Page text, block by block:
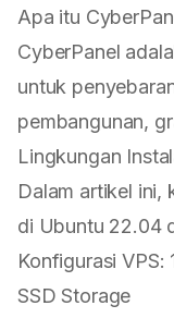
Apa itu
CyberPanel
untuk
pembangunan,
Lingkungan
Dalam artikel ini,
di Ubuntu 22.04
Konfigurasi VPS:
SSD Storage